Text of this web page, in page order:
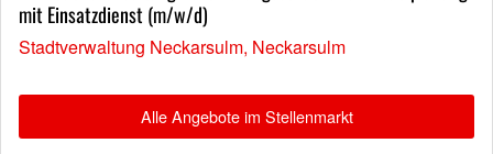
mit Einsatzdienst (m/w/d)
Stadtverwaltung Neckarsulm, Neckarsulm
Alle Angebote im Stellenmarkt